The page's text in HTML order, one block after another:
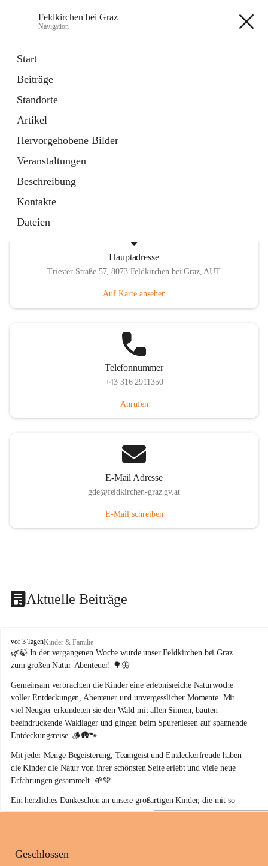
Feldkirchen bei Graz
Navigation
Start
Beiträge
Standorte
Artikel
Hervorgehobene Bilder
Veranstaltungen
Beschreibung
Kontakte
Dateien
Externe Webseite
in
Tab
Abfallwirtschaft
Externe Webseite
öffnet
in
neuem
Tab
Hauptadresse
Triester Straße 57, 8073 Feldkirchen bei Graz, AUT
Auf Karte ansehen
Telefonnummer
+43 316 2911350
Anrufen
E-Mail Adresse
gde@feldkirchen-graz.gv.at
E-Mail schreiben
Aktuelle Beiträge
F
e
l
k
i
r
c
h
e
n
b
e
i
r
a
vor 3 TagenKinder & Familie
🌿🍃 In der vergangenen Woche wurde unser Feldkirchen bei Graz
zum großen Natur-Abenteuer! 🌳🦋
Gemeinsam verbrachten die Kinder eine erlebnisreiche Naturwoche
voller Entdeckungen, Abenteuer und unvergesslicher Momente. Mit
viel Neugier erkundeten sie den Wald mit allen Sinnen, bauten
beeindruckende Waldlager und gingen beim Spurenlesen auf spannende
Entdeckungsreise. 🪵🛖🐾
Mit jeder Menge Begeisterung, Teamgeist und Entdeckerfreude haben
die Kinder die Natur von ihrer schönsten Seite erlebt und viele neue
Erfahrungen gesammelt. 🌱💚
Ein herzliches Dankeschön an unsere großartigen Kinder, die mit so
viel Neugier, Freude und Begeisterung mitgemacht haben. Ihr habt
Geschlossen